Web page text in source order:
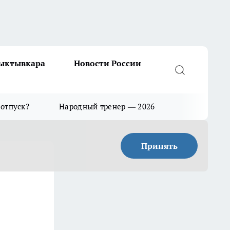
Новости России
Народный тренер — 2026
Принять